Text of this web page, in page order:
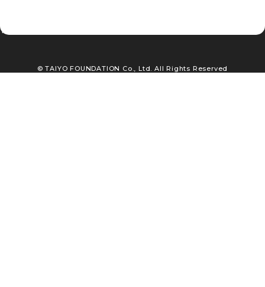
TEL : 03-3663-5561
© TAIYO FOUNDATION Co., Ltd. All Rights Reserved